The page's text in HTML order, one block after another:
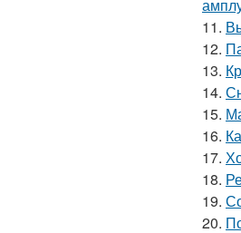
11.
12.
13.
14.
15.
16.
17.
18.
19.
20.